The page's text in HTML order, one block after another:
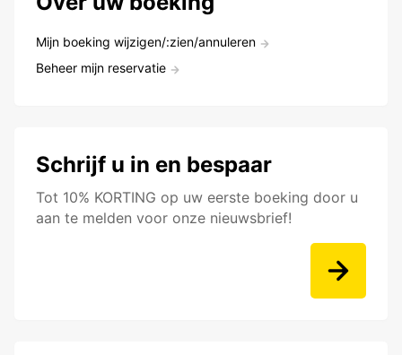
Mijn boeking wijzigen/:zien/annuleren
Beheer mijn reservatie
Schrijf u in en bespaar
Tot 10% KORTING op uw eerste boeking door u
aan te melden voor onze nieuwsbrief!